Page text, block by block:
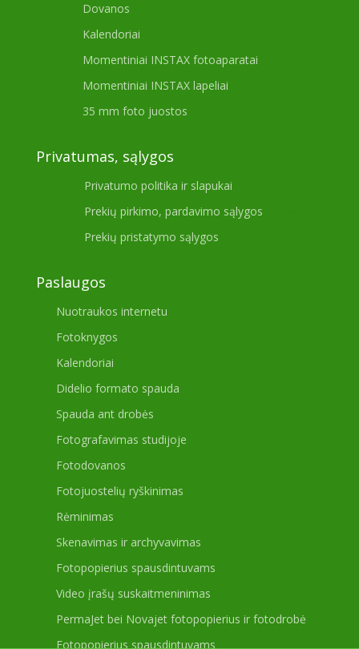
Dovanos
Kalendoriai
Momentiniai INSTAX fotoaparatai
Momentiniai INSTAX lapeliai
35 mm foto juostos
Privatumas, sąlygos
Privatumo politika ir slapukai
Prekių pirkimo, pardavimo sąlygos
Prekių pristatymo sąlygos
Paslaugos
Nuotraukos internetu
Fotoknygos
Kalendoriai
Didelio formato spauda
Spauda ant drobės
Fotografavimas studijoje
Fotodovanos
Fotojuostelių ryškinimas
Rėminimas
Skenavimas ir archyvavimas
Fotopopierius spausdintuvams
Video įrašų suskaitmeninimas
PermaJet bei Novajet fotopopierius ir fotodrobė
Fotopopierius spausdintuvams